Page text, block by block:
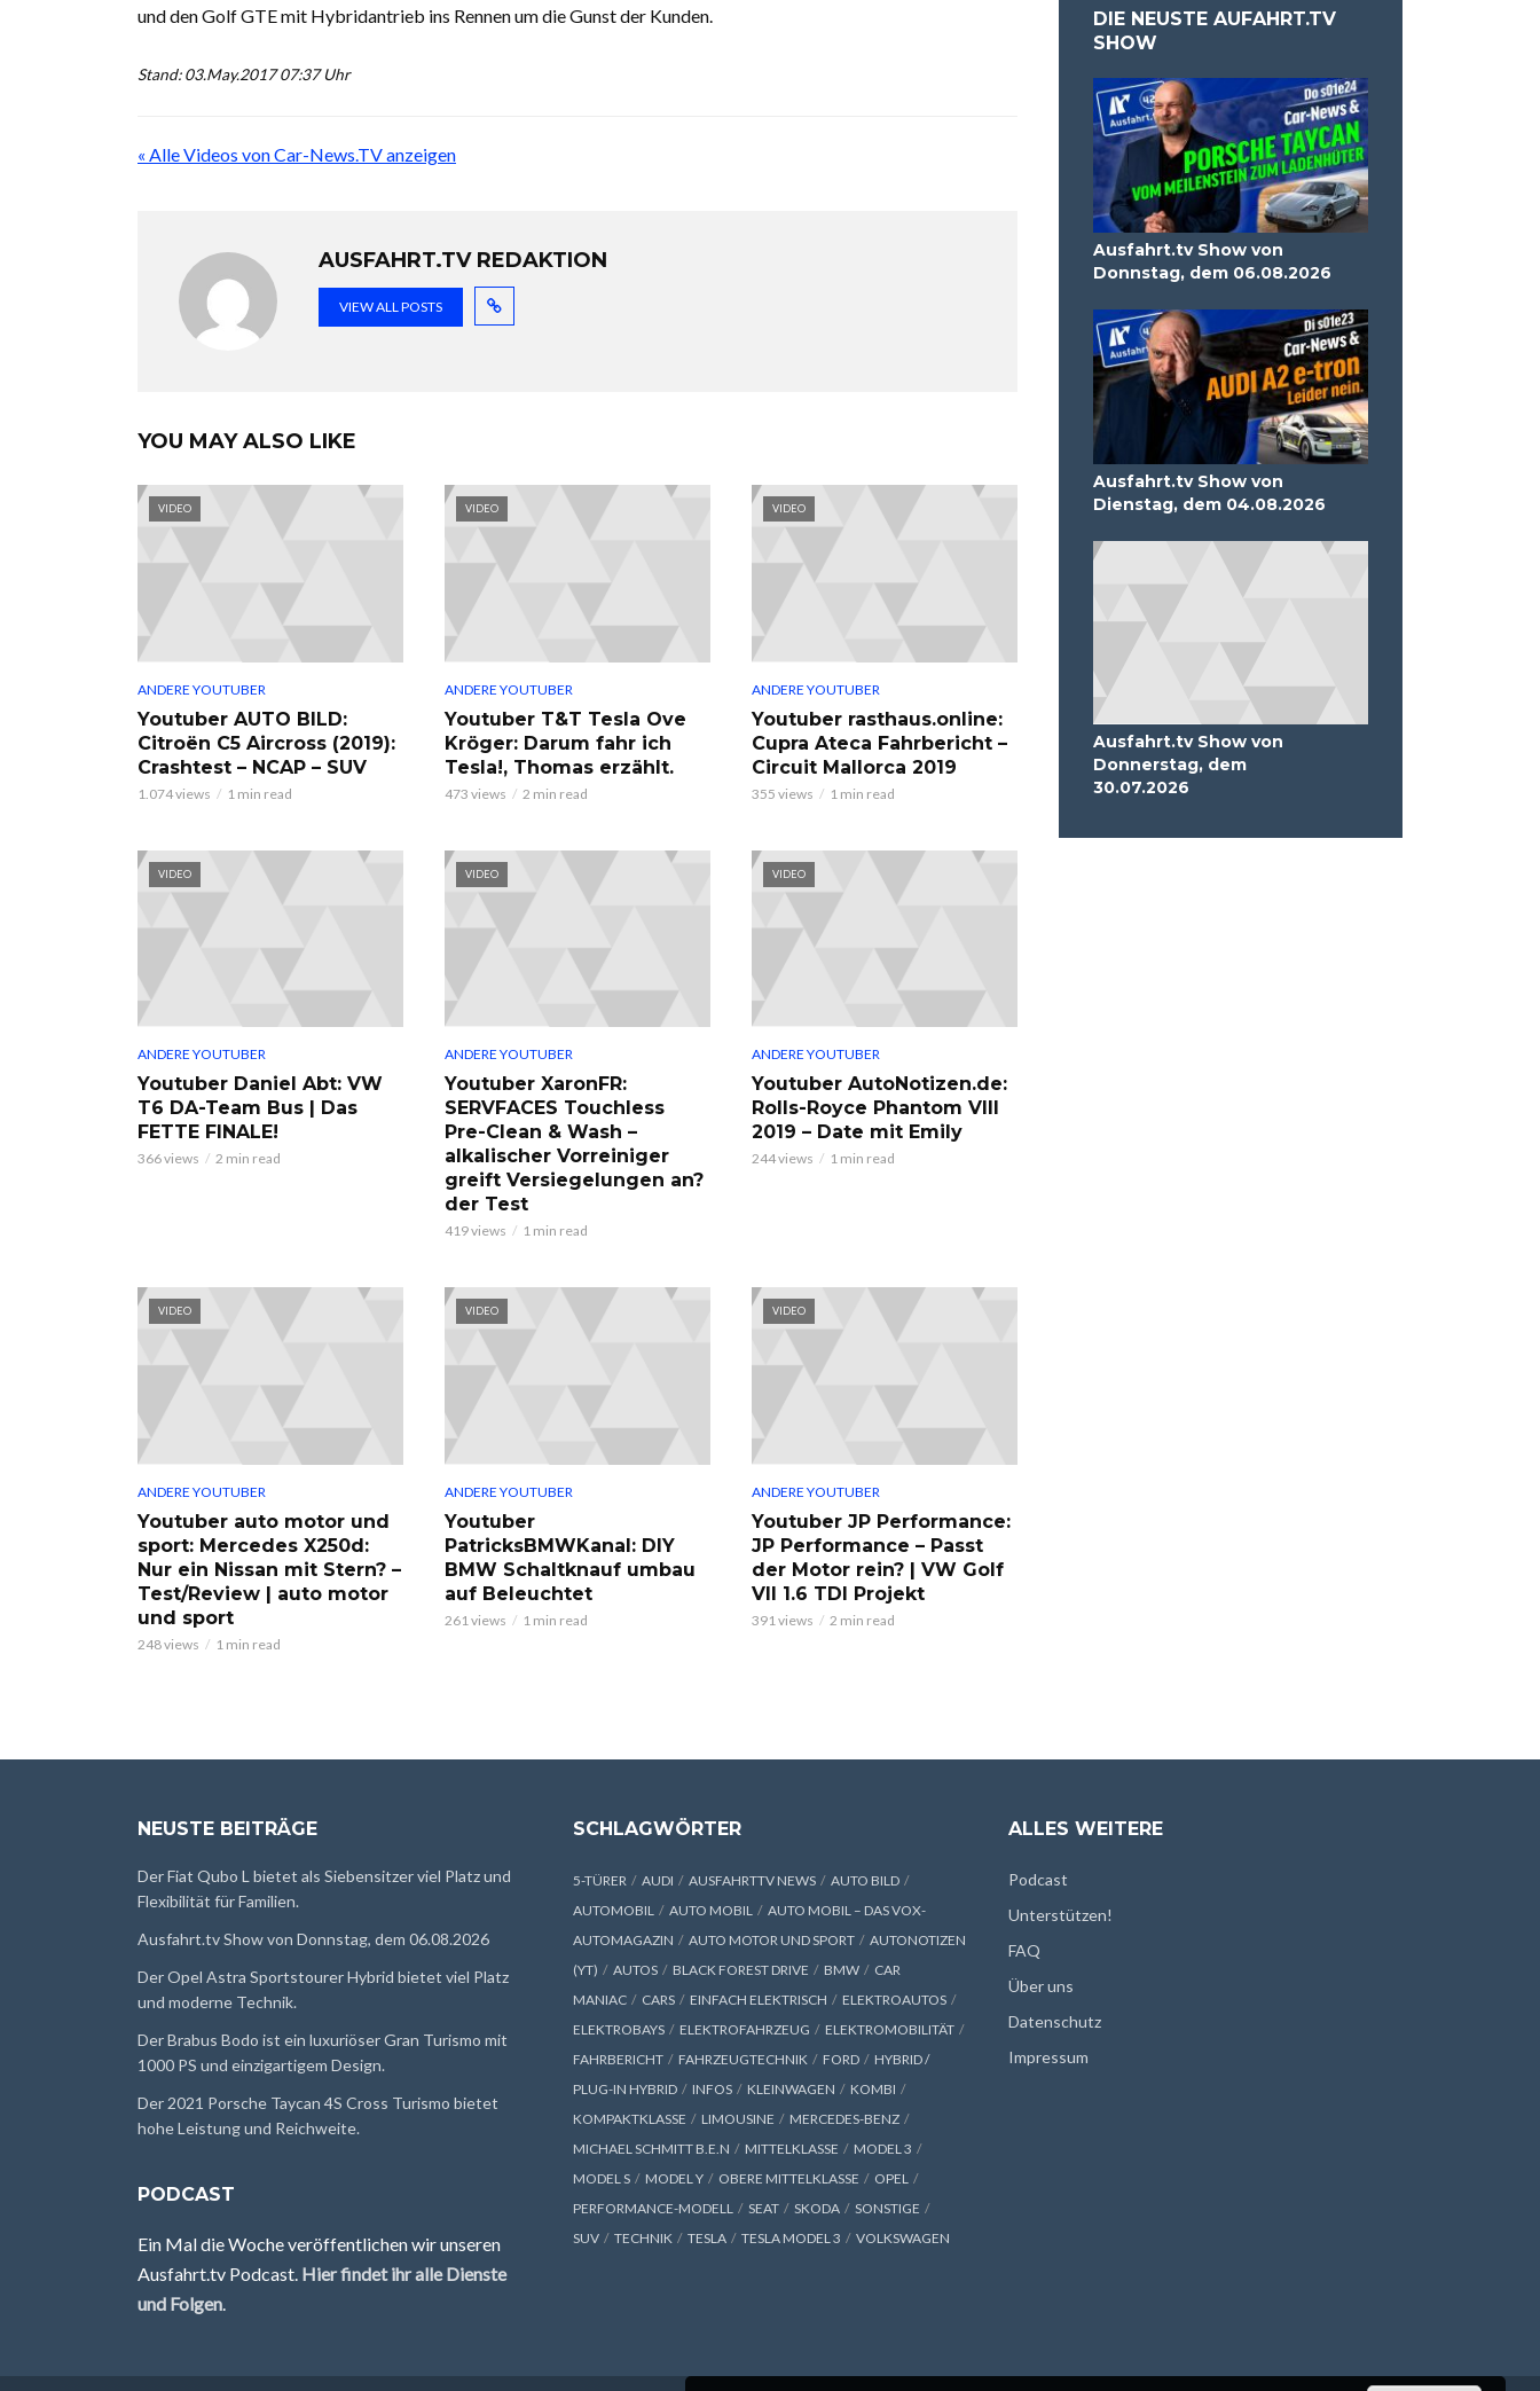
und den Golf GTE mit Hybridantrieb ins Rennen um die Gunst der Kunden.
Stand: 03.May.2017 07:37 Uhr
« Alle Videos von Car-News.TV anzeigen
AUSFAHRT.TV REDAKTION
VIEW ALL POSTS
YOU MAY ALSO LIKE
VIDEO
ANDERE YOUTUBER
Youtuber AUTO BILD:
Citroën C5 Aircross (2019):
Crashtest – NCAP – SUV
1.074 views 1 min read
VIDEO
ANDERE YOUTUBER
Youtuber T&T Tesla Ove
Kröger: Darum fahr ich
Tesla!, Thomas erzählt.
473 views 2 min read
VIDEO
ANDERE YOUTUBER
Youtuber rasthaus.online:
Cupra Ateca Fahrbericht –
Circuit Mallorca 2019
355 views 1 min read
VIDEO
ANDERE YOUTUBER
Youtuber Daniel Abt: VW
T6 DA-Team Bus | Das
FETTE FINALE!
366 views 2 min read
VIDEO
ANDERE YOUTUBER
Youtuber XaronFR:
SERVFACES Touchless
Pre-Clean & Wash –
alkalischer Vorreiniger
greift Versiegelungen an?
der Test
419 views 1 min read
VIDEO
ANDERE YOUTUBER
Youtuber AutoNotizen.de:
Rolls-Royce Phantom VIII
2019 – Date mit Emily
244 views 1 min read
VIDEO
ANDERE YOUTUBER
Youtuber auto motor und
sport: Mercedes X250d:
Nur ein Nissan mit Stern? –
Test/Review | auto motor
und sport
248 views 1 min read
VIDEO
ANDERE YOUTUBER
Youtuber
PatricksBMWKanal: DIY
BMW Schaltknauf umbau
auf Beleuchtet
261 views 1 min read
VIDEO
ANDERE YOUTUBER
Youtuber JP Performance:
JP Performance – Passt
der Motor rein? | VW Golf
VII 1.6 TDI Projekt
391 views 2 min read
DIE NEUSTE AUFAHRT.TV
SHOW
Ausfahrt.tv Show von
Donnstag, dem 06.08.2026
Ausfahrt.tv Show von
Dienstag, dem 04.08.2026
Ausfahrt.tv Show von
Donnerstag, dem
30.07.2026
NEUSTE BEITRÄGE
Der Fiat Qubo L bietet als Siebensitzer viel Platz und
Flexibilität für Familien.
Ausfahrt.tv Show von Donnstag, dem 06.08.2026
Der Opel Astra Sportstourer Hybrid bietet viel Platz
und moderne Technik.
Der Brabus Bodo ist ein luxuriöser Gran Turismo mit
1000 PS und einzigartigem Design.
Der 2021 Porsche Taycan 4S Cross Turismo bietet
hohe Leistung und Reichweite.
PODCAST
Ein Mal die Woche veröffentlichen wir unseren
Ausfahrt.tv Podcast. Hier findet ihr alle Dienste
und Folgen
SCHLAGWÖRTER
5-TÜRER AUDI AUSFAHRTTV NEWS
AUTO BILD
AUTOMOBIL
AUTO MOBIL
AUTO MOBIL – DAS VOX-
AUTOMAGAZIN
AUTO MOTOR UND SPORT
AUTONOTIZEN
(YT)
AUTOS BLACK FOREST DRIVE BMW
CAR
MANIAC
CARS EINFACH ELEKTRISCH
ELEKTROAUTOS
ELEKTROBAYS
ELEKTROFAHRZEUG
ELEKTROMOBILITÄT
FAHRBERICHT
FAHRZEUGTECHNIK FORD
HYBRID /
PLUG-IN HYBRID
INFOS KLEINWAGEN
KOMBI
KOMPAKTKLASSE
LIMOUSINE
MERCEDES-BENZ
MICHAEL SCHMITT B.E.N
MITTELKLASSE
MODEL 3
MODEL S
MODEL Y OBERE MITTELKLASSE
OPEL
PERFORMANCE-MODELL
SEAT SKODA
SONSTIGE
SUV
TECHNIK TESLA TESLA MODEL 3 VOLKSWAGEN
ALLES WEITERE
Podcast
Unterstützen!
FAQ
Über uns
Datenschutz
Impressum